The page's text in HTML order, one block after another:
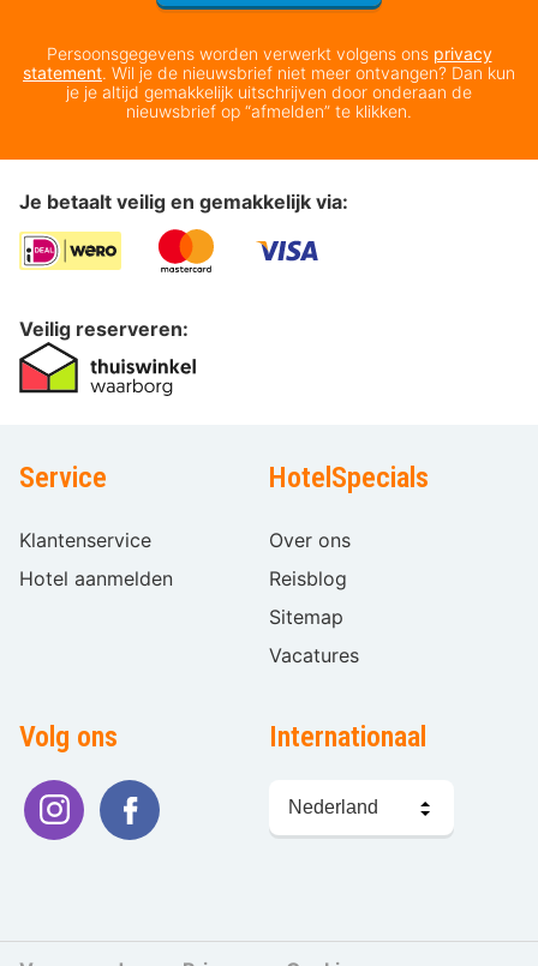
Persoonsgegevens worden verwerkt volgens ons privacy
statement. Wil je de nieuwsbrief niet meer ontvangen? Dan kun
je je altijd gemakkelijk uitschrijven door onderaan de
nieuwsbrief op “afmelden” te klikken.
Je betaalt veilig en gemakkelijk via:
Veilig reserveren:
Service
Klantenservice
Hotel aanmelden
HotelSpecials
Over ons
Reisblog
Sitemap
Vacatures
Volg ons Internationaal
kiezen